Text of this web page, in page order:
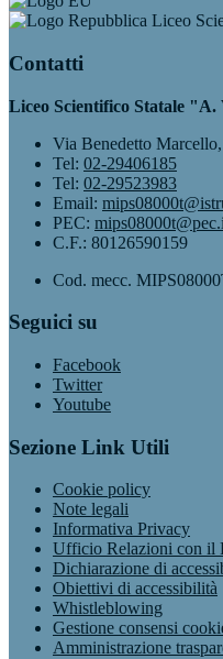
Liceo
Contatti
Liceo Scientifico Statale "A.
Via Benedetto
Tel: 02-29406185
Tel: 02-29523983
Email:
PEC:
C.F.: 80126590159
Cod. mecc.
Seguici su
Facebook
Twitter
Youtube
Sezione Link Utili
Cookie policy
Note legali
Informativa Privacy
Ufficio Relazioni con il
Dichiarazione di
Obiettivi di accessibilità
Whistleblowing
Gestione consensi
Amministrazione